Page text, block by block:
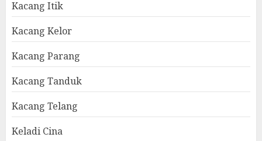
Kacang Itik
Kacang Kelor
Kacang Parang
Kacang Tanduk
Kacang Telang
Keladi Cina